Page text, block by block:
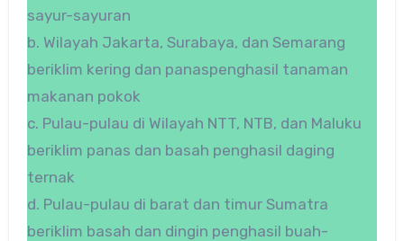
sayur-sayuran
b. Wilayah Jakarta, Surabaya, dan Semarang
beriklim kering dan panaspenghasil tanaman
makanan pokok
c. Pulau-pulau di Wilayah NTT, NTB, dan Maluku
beriklim panas dan basah penghasil daging
ternak
d. Pulau-pulau di barat dan timur Sumatra
beriklim basah dan dingin penghasil buah-